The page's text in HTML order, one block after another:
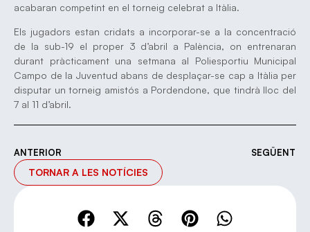
acabaran competint en el torneig celebrat a Itàlia.
Els jugadors estan cridats a incorporar-se a la concentració
de la sub-19 el proper 3 d’abril a Palència, on entrenaran
durant pràcticament una setmana al Poliesportiu Municipal
Campo de la Juventud abans de desplaçar-se cap a Itàlia per
disputar un torneig amistós a Pordendone, que tindrà lloc del
7 al 11 d’abril.
ANTERIOR SEGÜENT
TORNAR A LES NOTÍCIES